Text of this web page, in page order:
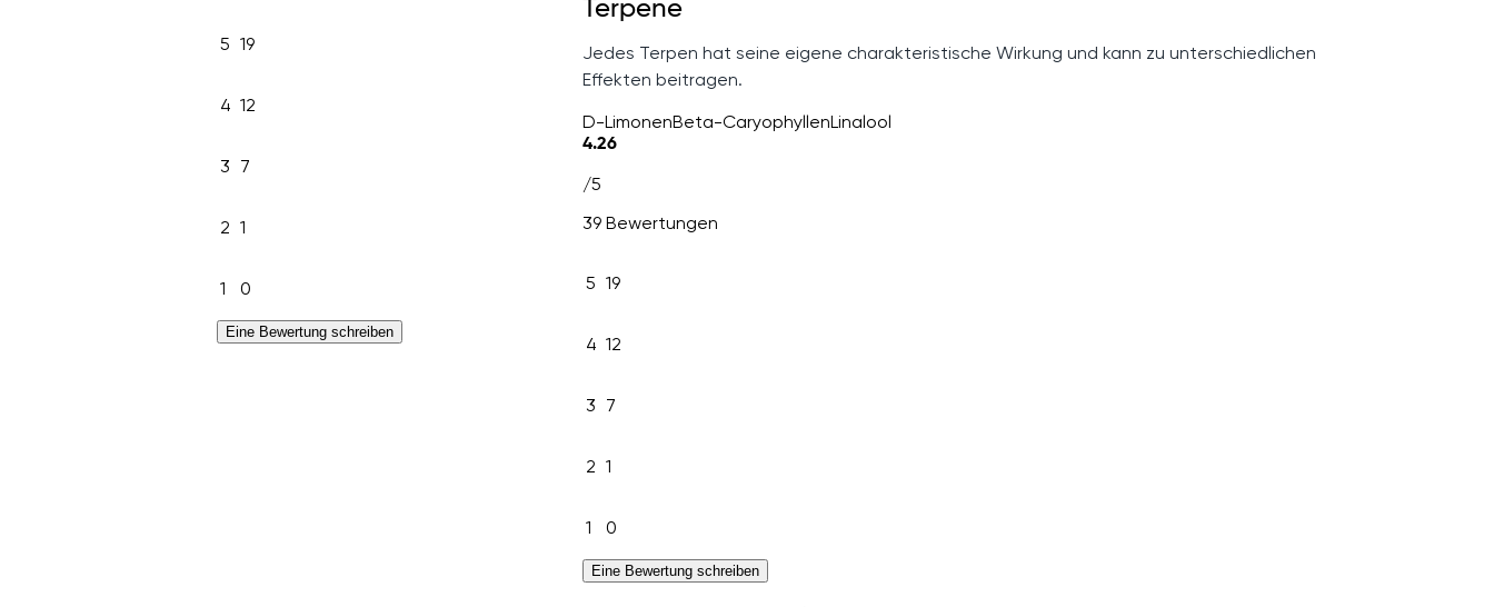
5 19
4 12
3 7
2 1
1 0
Eine Bewertung schreiben
Terpene
Jedes Terpen hat seine eigene charakteristische Wirkung und kann zu unterschiedlichen
Effekten beitragen.
D-LimonenBeta-CaryophyllenLinalool
4.26
/5
39 Bewertungen
5 19
4 12
3 7
2 1
1 0
Eine Bewertung schreiben